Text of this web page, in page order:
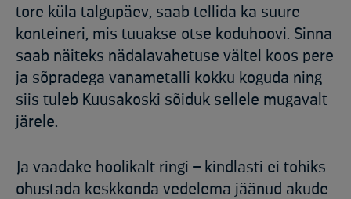
tore küla talgupäev, saab tellida ka suure
konteineri, mis tuuakse otse koduhoovi. Sinna
saab näiteks nädalavahetuse vältel koos pere
ja sõpradega vanametalli kokku koguda ning
siis tuleb Kuusakoski sõiduk sellele mugavalt
järele.
Ja vaadake hoolikalt ringi – kindlasti ei tohiks
ohustada keskkonda vedelema jäänud akude